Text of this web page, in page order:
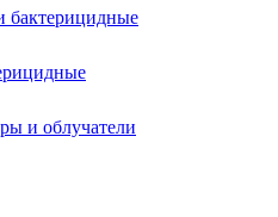
бактерицидные
и облучатели